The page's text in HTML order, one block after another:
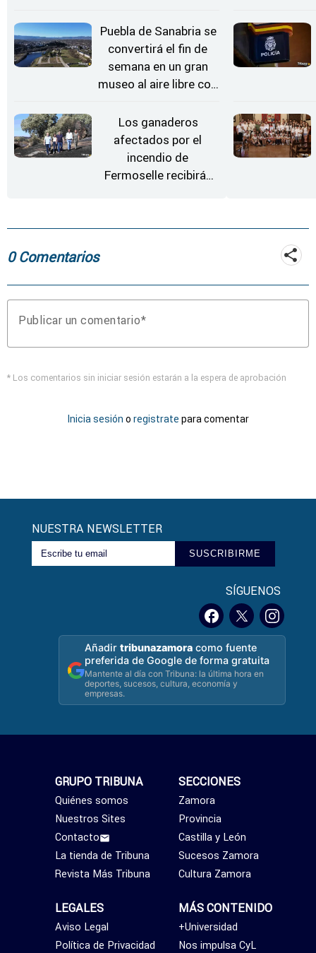
Estrellas
Puebla de Sanabria se
convertirá el fin de
semana en un gran
museo al aire libre con
Los ganaderos
afectados por el
incendio de
Fermoselle recibirán
0 Comentarios
Publicar un comentario
* Los comentarios sin iniciar sesión estarán a la espera de aprobación
Inicia sesión o registrate para comentar
NUESTRA NEWSLETTER
SUSCRIBIRME
SÍGUENOS
Añadirtribunazamora como fuente
preferida de Google de forma gratuita
Mantente al día con Tribuna: la última hora en
deportes, sucesos, cultura, economía y
empresas.
SECCIONES
Zamora
Provincia
Castilla y León
Sucesos Zamora
Cultura Zamora
MÁS CONTENIDO
+Universidad
Nos impulsa CyL
GRUPO TRIBUNA
Quiénes somos
Nuestros Sites
Contacto
La tienda de Tribuna
Revista Más Tribuna
LEGALES
Aviso Legal
Política de Privacidad